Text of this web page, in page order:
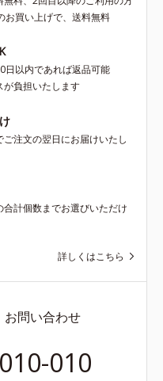
お買い上げで、送料無料
日以内であれば返品可能
負担いたします
注文の翌日にお届けいたし
計個数までお選びいただけ
詳しくはこちら
お問い合わせ
010